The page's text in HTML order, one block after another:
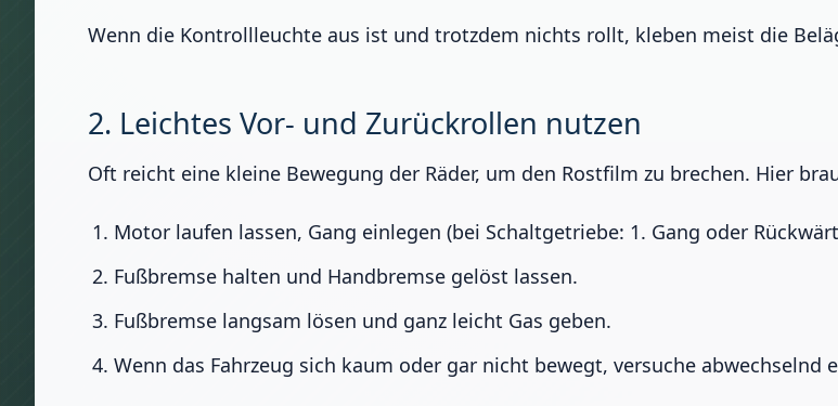
Wenn die Kontrollleuchte aus ist und trotzdem nichts rollt, kleben meist die
2. Leichtes Vor- und Zurückrollen nutzen
Oft reicht eine kleine Bewegung der Räder, um den Rostfilm zu brechen. Hier
Motor laufen lassen, Gang einlegen (bei Schaltgetriebe: 1. Gang oder
Fußbremse halten und Handbremse gelöst lassen.
Fußbremse langsam lösen und ganz leicht Gas geben.
Wenn das Fahrzeug sich kaum oder gar nicht bewegt, versuche